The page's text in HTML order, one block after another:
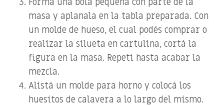
masa y aplanala en la tabla preparada. Con
un molde de hueso, el cual podés comprar o
realizar la silueta en cartulina, cortá la
figura en la masa. Repetí hasta acabar la
mezcla.
Alistá un molde para horno y colocá los
huesitos de calavera a lo largo del mismo.